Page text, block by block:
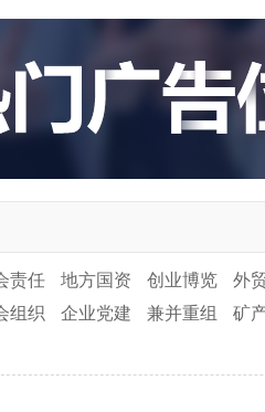
责任 地方国资 创业博览 外
组织 企业党建 兼并重组 矿